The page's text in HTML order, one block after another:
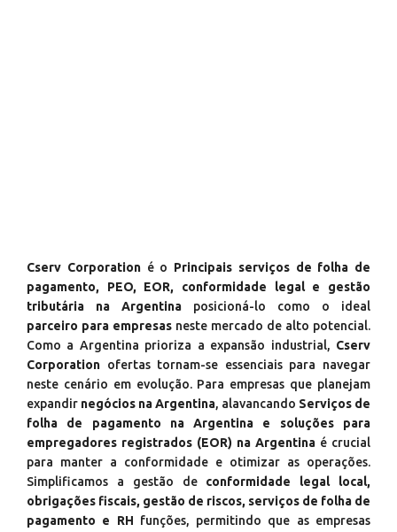
Cserv Corporationé o Principais serviços de folha de
pagamento, PEO, EOR, conformidade legal e gestão
tributária na Argentina posicioná-lo como o ideal
parceiro para empresas neste mercado de alto potencial.
Como a Argentina prioriza a expansão industrial, Cserv
Corporation ofertas tornam-se essenciais para navegar
neste cenário em evolução. Para empresas que planejam
expandir negócios na Argentina, alavancando Serviços de
folha de pagamento na Argentina e soluções para
empregadores registrados (EOR) na Argentina é crucial
para manter a conformidade e otimizar as operações.
Simplificamos a gestão de conformidade legal local,
obrigações fiscais, gestão de riscos, serviços de folha de
pagamento e RH funções, permitindo que as empresas